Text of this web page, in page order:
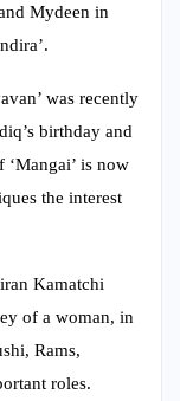
Mydeen in
was recently
birthday and
is now
the interest
Kamatchi
of a woman, in
Rams,
roles.